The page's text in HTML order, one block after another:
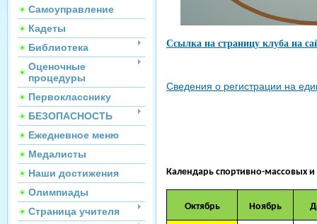
Самоуправление
Кадеты
Библиотека
Оценочные
процедуры
Первокласснику
БЕЗОПАСНОСТЬ
Ежедневное меню
Медалисты
Наши достижения
Олимпиады
Страница учителя
Ссылка на страницу клуба на
Сведения о регистрации на
Календарь
Октябрь Ноябрь